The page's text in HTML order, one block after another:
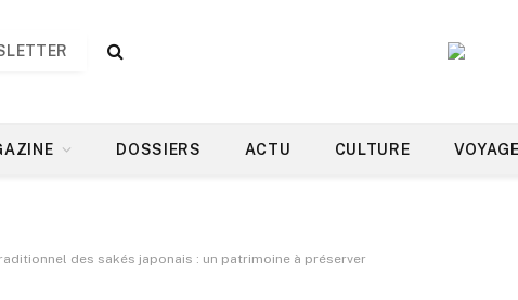
DOSSIERS ACTU CULTURE VOYAGE
des sakés japonais : un patrimoine à préserver